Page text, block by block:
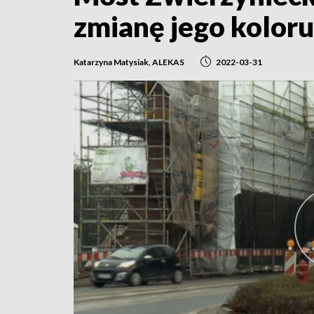
zmianę jego koloru
Katarzyna Matysiak, ALEKAS 2022-03-31